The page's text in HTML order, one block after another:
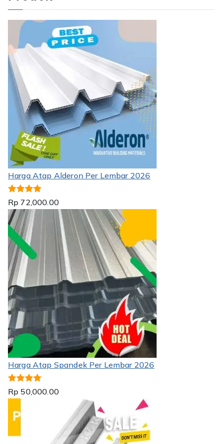
Harga Atap Alderon Per Lembar 2026
Dinilai 5.00
dari 5
Rp 72,000.00
Harga Atap Spandek Per Lembar 2026
Dinilai 5.00
Rp 50,000.00